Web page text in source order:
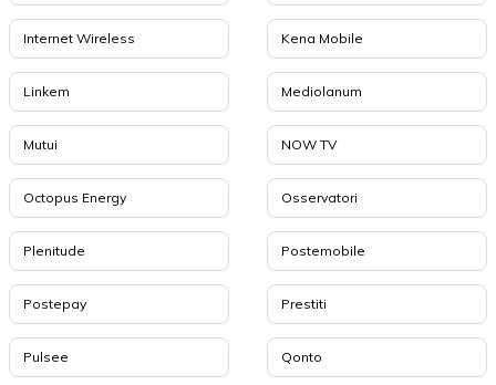
Internet Wireless Kena Mobile
Linkem Mediolanum
Mutui NOW TV
Octopus Energy Osservatori
Plenitude Postemobile
Postepay Prestiti
Pulsee Qonto